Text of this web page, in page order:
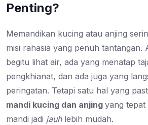
Penting?
Memandikan kucing atau anjing
misi rahasia yang penuh tantangan.
begitu lihat air, ada yang menatap
pengkhianat, dan ada juga yang
peringatan. Tetapi satu hal yang
mandi kucing dan anjing yang tepat
mandi jadi jauhlebih mudah.